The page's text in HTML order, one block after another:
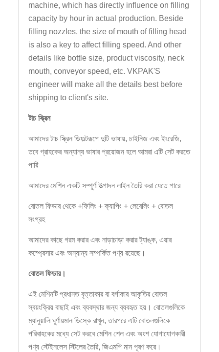
machine, which has directly influence on filling
capacity by hour in actual production. Beside
filling nozzles, the size of mouth of filling head
is also a key to affect filling speed. And other
details like bottle size, product viscosity, neck
mouth, conveyor speed, etc. VKPAK'S
engineer will make all the details best before
shipping to client's site.
টাচ স্ক্রিন
আমাদের টাচ স্ক্রিন ডিফল্টরূপে দুটি ভাষায়, চাইনিজ এবং ইংরেজি,
তবে গ্রাহকের অন্যান্য ভাষার প্রয়োজন হলে আমরা এটি সেট করতে
পারি
আমাদের মেশিন একটি সম্পূর্ণ উত্পাদন লাইন তৈরি করা যেতে পারে
বোতল ফিডার থেকে +ফিলিং + ক্যাপিং + লেবেলিং + বোতল
সংগ্রহ
আমাদের কাছে গরম করার এবং নাড়াচাড়া করার ট্যাঙ্ক, এয়ার
কম্প্রেসার এবং অন্যান্য সম্পর্কিত পণ্য রয়েছে।
বোতল ফিডার।
এই মেশিনটি প্রধানত বৃত্তাকার বা বর্গাকার আকৃতির বোতল
স্বয়ংক্রিয় বাছাই এবং ব্যবস্থার জন্য ব্যবহৃত হয়। বোতলগুলিকে
ম্যানুয়ালি ঘূর্ণায়মান ডিস্কে রাখুন, তারপরে এটি বোতলগুলিকে
পরিবাহকের মধ্যে সেট করবে মেশিন শেল এবং অংশ যোগাযোগকারী
পণ্য স্টেইনলেস স্টিলের তৈরি, জিএমপি মান পূরণ করে।